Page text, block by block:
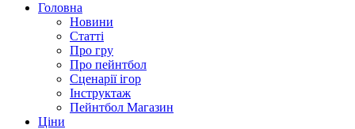
Головна
Новини
Статті
Про гру
Про пейнтбол
Сценарії ігор
Інструктаж
Пейнтбол Магазин
Ціни